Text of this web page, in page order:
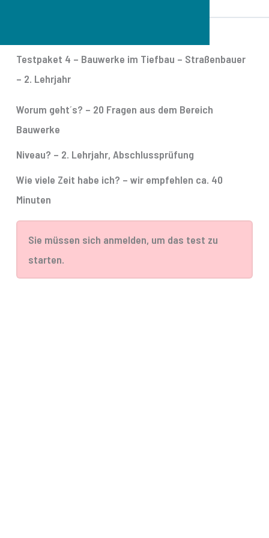
Testpaket 4 – Bauwerke im Tiefbau – Straßenbauer
– 2. Lehrjahr
Worum geht´s? – 20 Fragen aus dem Bereich
Bauwerke
Niveau? – 2. Lehrjahr, Abschlussprüfung
Wie viele Zeit habe ich? – wir empfehlen ca. 40
Minuten
Sie müssen sich anmelden, um das test zu
starten.